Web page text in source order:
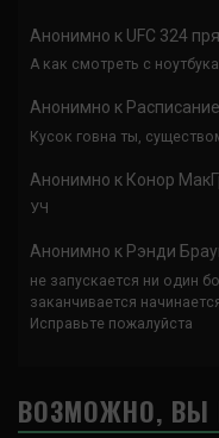
Анонимно к UFC 324
А как смотреть с
Анонимно к
Кусок говна ты,
Анонимно к Конор
УЧ
Анонимно к Рэнди
не запускается ни один
заканчивается
Исправьте пожалуйста
ВОЗМОЖНО, ВЫ